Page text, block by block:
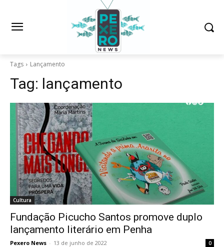
Tags Lançamento
Tag: lançamento
Cultura
Fundação Picucho Santos promove duplo
lançamento literário em Penha
Pexero News - 13 de junho de 2022 0